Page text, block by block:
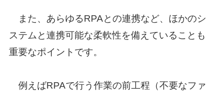
また、あらゆるRPAとの連携など、ほかのシ
ステムと連携可能な柔軟性を備えていることも
重要なポイントです。
例えばRPAで行う作業の前工程（不要なファ